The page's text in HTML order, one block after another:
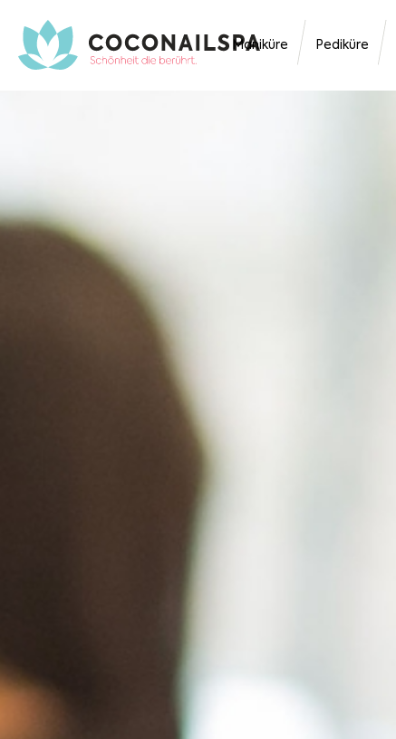
Maniküre Pediküre